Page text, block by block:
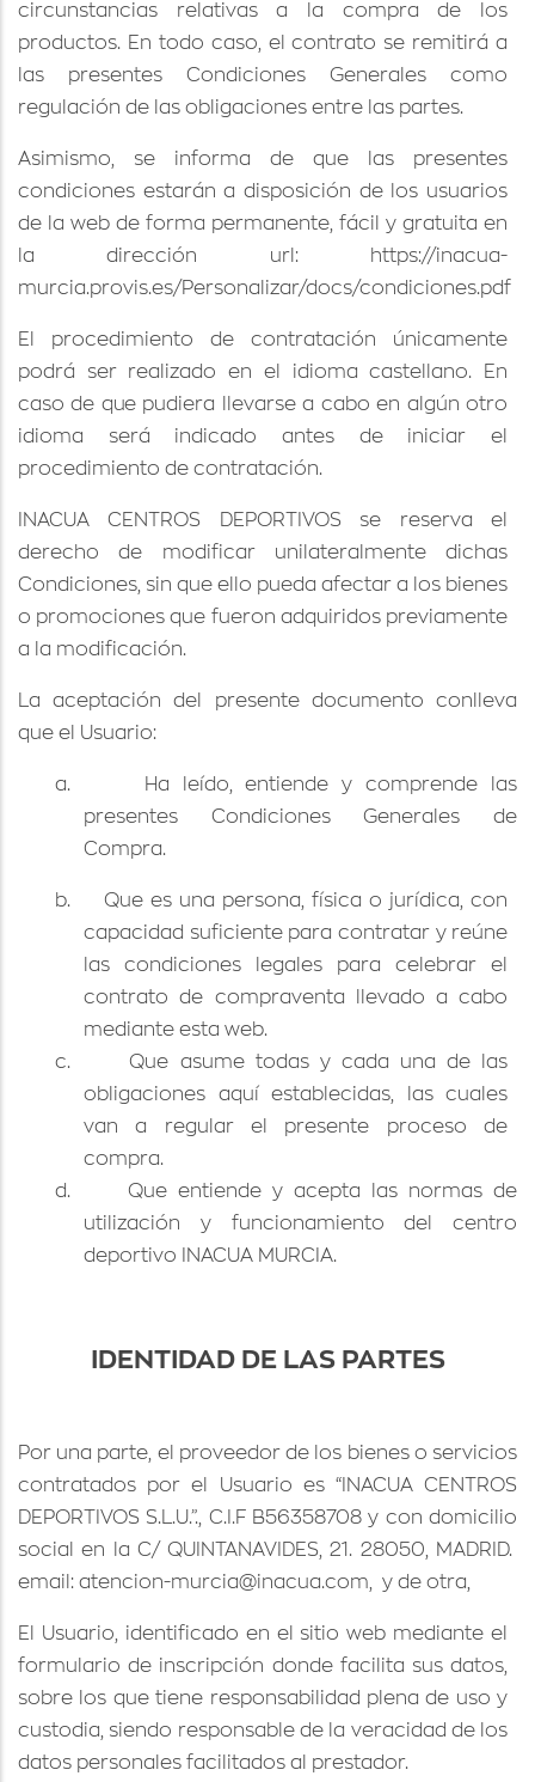
circunstancias relativas a la compra de los
productos. En todo caso, el contrato se remitirá a
las presentes Condiciones Generales como
regulación de las obligaciones entre las partes.
Asimismo, se informa de que las presentes
condiciones estarán a disposición de los usuarios
de la web de forma permanente, fácil y gratuita en
la dirección url:
https://inacua-
murcia.provis.es/Personalizar/docs/condiciones.pdf
El procedimiento de contratación únicamente
podrá ser realizado en el idioma castellano. En
caso de que pudiera llevarse a cabo en algún otro
idioma será indicado antes de iniciar el
procedimiento de contratación.
INACUA CENTROS DEPORTIVOS se reserva el
derecho de modificar unilateralmente dichas
Condiciones, sin que ello pueda afectar a los bienes
o promociones que fueron adquiridos previamente
a la modificación.
La aceptación del presente documento conlleva
que el Usuario:
a.
Ha leído, entiende y comprende las
presentes Condiciones Generales de
Compra.
b.
Que es una persona, física o jurídica, con
capacidad suficiente para contratar y reúne
las condiciones legales para celebrar el
contrato de compraventa llevado a cabo
mediante esta web.
c.
Que asume todas y cada una de las
obligaciones aquí establecidas, las cuales
van a regular el presente proceso de
compra.
d.
Que entiende y acepta las normas de
utilización y funcionamiento del centro
deportivo INACUA MURCIA.
IDENTIDAD DE LAS PARTES
Por una parte, el proveedor de los bienes o servicios
contratados por el Usuario es “INACUA CENTROS
DEPORTIVOS S.L.U.”., C.I.F B56358708 y con domicilio
social en la C/ QUINTANAVIDES, 21. 28050, MADRID.
email: atencion-murcia@inacua.com, y de otra,
El Usuario, identificado en el sitio web mediante el
formulario de inscripción donde facilita sus datos,
sobre los que tiene responsabilidad plena de uso y
custodia, siendo responsable de la veracidad de los
datos personales facilitados al prestador.